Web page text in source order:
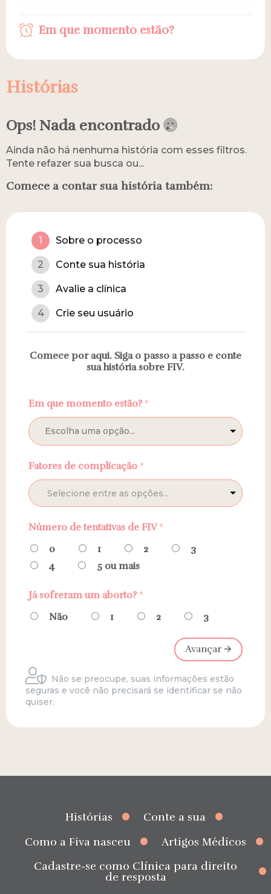
Em que momento estão?
Histórias
Ops! Nada encontrado
Ainda não há nenhuma história com esses filtros.
Tente refazer sua busca ou...
Comece a contar sua história também:
1 Sobre o processo
2 Conte sua história
3 Avalie a clínica
4 Crie seu usuário
Comece por aqui. Siga o passo a passo e conte
sua história sobre FIV.
Em que momento estão? *
Escolha uma opção...
Fatores de complicação *
Número de tentativas de FIV*
0
1 2
3
4
5 ou mais
Já sofreram um aborto? *
Não
1 2 3
Avançar 🡪
Não se preocupe, suas informações estão
seguras e você não precisará se identificar se não
quiser.
Histórias
Conte a sua
Como a Fiva nasceu
Artigos Médicos
Cadastre-se como Clínica para direito
de resposta